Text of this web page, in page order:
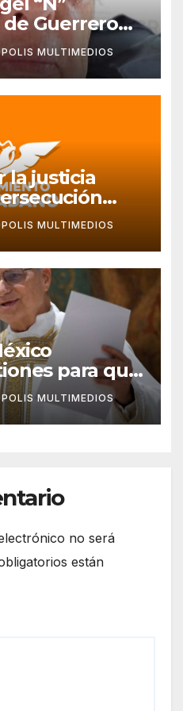
Guerrero
MULTIMEDIOS
la justicia
MULTIMEDIOS
para que
visite el país
MULTIMEDIOS
no será
están